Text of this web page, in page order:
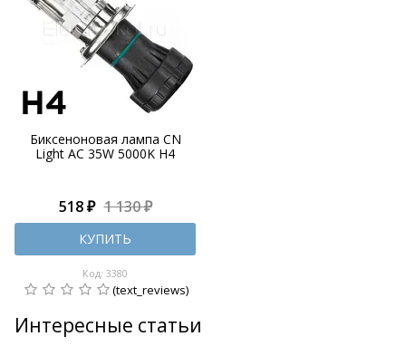
Биксеноновая лампа CN
Light AC 35W 5000K H4
518 ₽ 1 130 ₽
КУПИТЬ
Код: 3380
(text_reviews)
Интересные статьи